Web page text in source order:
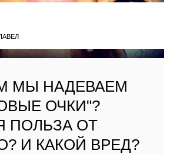
МЫ НАДЕВАЕМ
ОЧКИ"?
ПОЛЬЗА ОТ
И КАКОЙ ВРЕД?